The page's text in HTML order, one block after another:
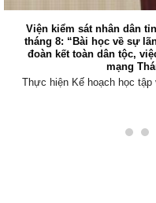
Viện kiểm sát nhân dân
ban trực tuyến triển
Sáng ngày 03/8/2026, Viện